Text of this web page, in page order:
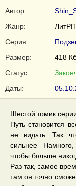
Автор:
Жанр:
Серия:
Размер:
418 Кб
Статус:
Даты:
Шестой томик серии.
Путь становится
не видать. Так
сильнее.
чтобы больше
Раз так, самое
там он точно